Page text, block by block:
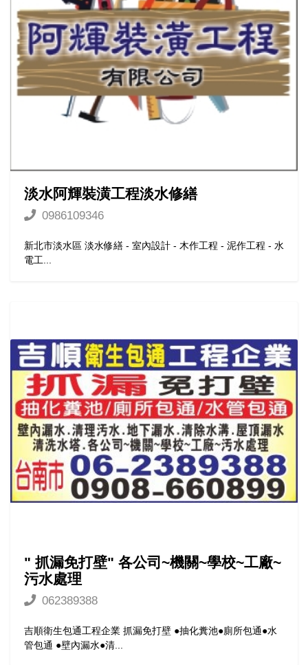
淡水阿輝裝潢工程淡水修繕
0986109346
新北市淡水區 淡水修繕 - 室內設計 - 木作工程 - 泥作工程 - 水
電工...
" 抓漏免打壁" 各公司~機關~學校~工廠~
污水處理
062389388
吉順衛生包通工程企業 抓漏免打壁 ●抽化糞池●廁所包通●水
管包通 ●壁內漏水●清...